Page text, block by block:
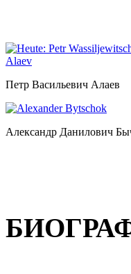
Петр Васильевич Алаев
Александр Данилович